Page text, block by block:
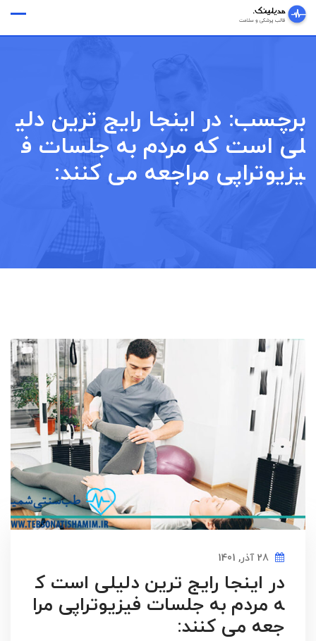
Skip
content
برچسب: در اینجا رایج ترین دلی
لی است که مردم به جلسات ف
یزیوتراپی مراجعه می کنند:
در اینجا رایج ترین دلیلی است ک
ه مردم به جلسات فیزیوتراپی مرا
جعه می کنند: